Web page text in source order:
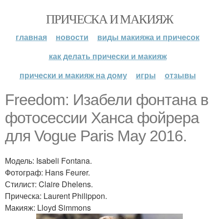
ПРИЧЕСКА И МАКИЯЖ
главная новости
виды макияжа и причесок
как делать прически и макияж
прически и макияж на дому
игры отзывы
Freedom: Изабели фонтана в
фотосессии Ханса фойрера
для Vogue Paris May 2016.
Модель: Isabeli Fontana.
Фотограф: Hans Feurer.
Стилист: Claire Dhelens.
Прическа: Laurent Philippon.
Макияж: Lloyd Simmons